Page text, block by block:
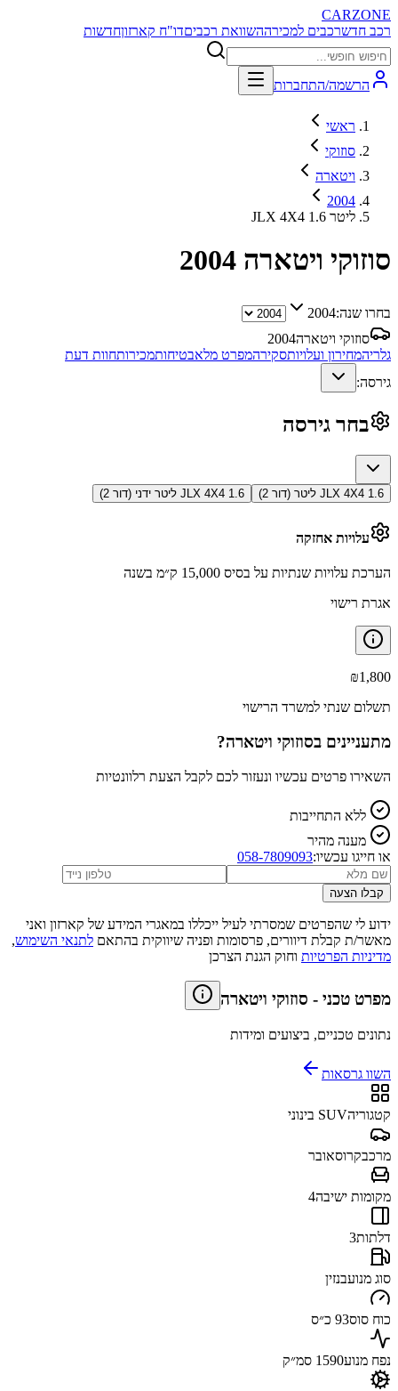
CARZONE
רכב חדשרכבים למכירההשוואת רכביםדו"ח קארזוןחדשות
הרשמה/התחברות
ראשי
סוזוקי
ויטארה
2004
JLX 4X4 1.6 ליטר
סוזוקי ויטארה 2004
בחרו שנה:2004
סוזוקי ויטארה2004
גלריהמחירון ועלויותסקירהמפרט מלאבטיחותמכירותחוות דעת
גירסה:
בחר גירסה
JLX 4X4 1.6 ליטר (דור 2) JLX 4X4 1.6 ליטר ידני (דור 2)
עלויות אחזקה
הערכת עלויות שנתיות על בסיס 15,000 ק״מ בשנה
אגרת רישוי
₪1,800
תשלום שנתי למשרד הרישוי
מתעניינים בסוזוקי ויטארה?
השאירו פרטים עכשיו ונעזור לכם לקבל הצעת רלוונטיות
ללא התחייבות
מענה מהיר
או חייגו עכשיו:058-7809093
קבלו הצעה
ידוע לי שהפרטים שמסרתי לעיל ייכללו במאגרי המידע של קארזון ואני
מאשר/ת קבלת דיוורים, פרסומות ופניה שיווקית בהתאם לתנאי השימוש,
מדיניות הפרטיות וחוק הגנת הצרכן
מפרט טכני - סוזוקי ויטארה
נתונים טכניים, ביצועים ומידות
השוו גרסאות
קטגוריהSUV בינוני
מרכבקרוסאובר
מקומות ישיבה4
דלתות3
סוג מנועבנזין
כוח סוס93 כ״ס
נפח מנוע1590 סמ״ק